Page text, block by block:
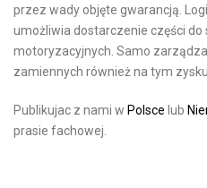
przez wady objęte gwarancją.
umożliwia dostarczenie części do
motoryzacyjnych. Samo
zamiennych również na tym
Publikujac z nami w Polsce lub
prasie fachowej.